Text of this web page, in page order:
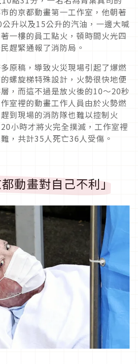
的京都動畫第一工作室，他朝著
公升以及15公升的汽油，一邊大喊
一樓的員工點火，頓時間火光四
趕緊通報了消防局。
原稿，導致火災現場引起了爆燃
螺旋梯特殊設計，火勢很快地便
，而這不過是放火後的10～20秒
室裡的動畫工作人員由於火勢燃
到現場的消防隊也難以控制火
20小時才將火完全撲滅，工作室裡
，共計35人死亡36人受傷。
動畫對自己不利」